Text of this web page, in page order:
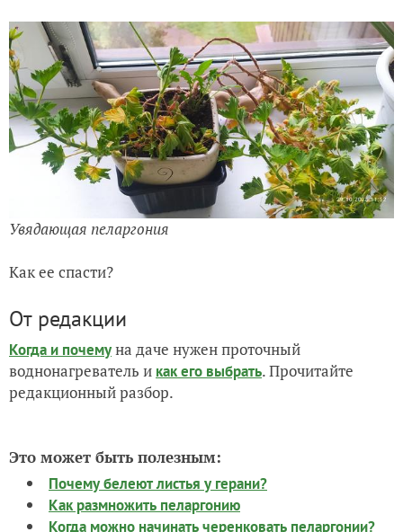
Увядающая пеларгония
Как ее спасти?
От редакции
Когда и почемуна даче нужен проточный
воднонагреватель и как его выбрать. Прочитайте
редакционный разбор.
Это может быть полезным:
Почему белеют листья у герани?
Как размножить пеларгонию
Когда можно начинать черенковать пеларгонии?